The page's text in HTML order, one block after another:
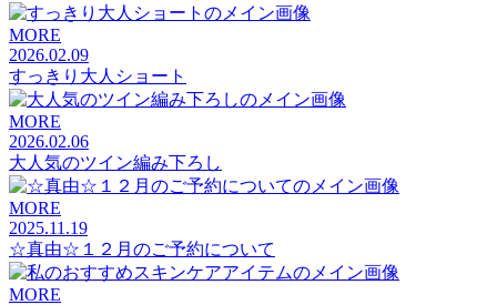
MORE
2026.02.09
すっきり大人ショート
MORE
2026.02.06
大人気のツイン編み下ろし
MORE
2025.11.19
☆真由☆１２月のご予約について
MORE